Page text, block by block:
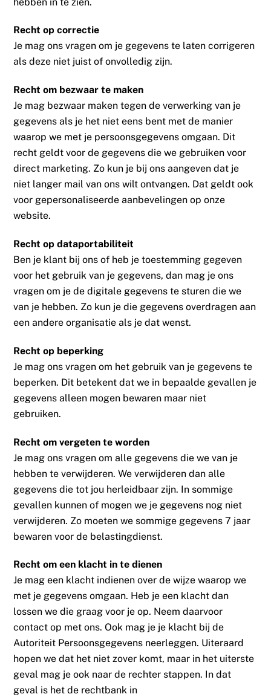
Recht op correctie
Je mag ons vragen om je gegevens te laten corrigeren
als deze niet juist of onvolledig zijn.
Recht om bezwaar te maken
Je mag bezwaar maken tegen de verwerking van je
gegevens als je het niet eens bent met de manier
waarop we met je persoonsgegevens omgaan. Dit
recht geldt voor de gegevens die we gebruiken voor
direct marketing. Zo kun je bij ons aangeven dat je
niet langer mail van ons wilt ontvangen. Dat geldt ook
voor gepersonaliseerde aanbevelingen op onze
website.
Recht op dataportabiliteit
Ben je klant bij ons of heb je toestemming gegeven
voor het gebruik van je gegevens, dan mag je ons
vragen om je de digitale gegevens te sturen die we
van je hebben. Zo kun je die gegevens overdragen aan
een andere organisatie als je dat wenst.
Recht op beperking
Je mag ons vragen om het gebruik van je gegevens te
beperken. Dit betekent dat we in bepaalde gevallen je
gegevens alleen mogen bewaren maar niet
gebruiken.
Recht om vergeten te worden
Je mag ons vragen om alle gegevens die we van je
hebben te verwijderen. We verwijderen dan alle
gegevens die tot jou herleidbaar zijn. In sommige
gevallen kunnen of mogen we je gegevens nog niet
verwijderen. Zo moeten we sommige gegevens 7 jaar
bewaren voor de belastingdienst.
Recht om een klacht in te dienen
Je mag een klacht indienen over de wijze waarop we
met je gegevens omgaan. Heb je een klacht dan
lossen we die graag voor je op. Neem daarvoor
contact op met ons. Ook mag je je klacht bij de
Autoriteit Persoonsgegevens neerleggen. Uiteraard
hopen we dat het niet zover komt, maar in het uiterste
geval mag je ook naar de rechter stappen. In dat
geval is het de rechtbank in